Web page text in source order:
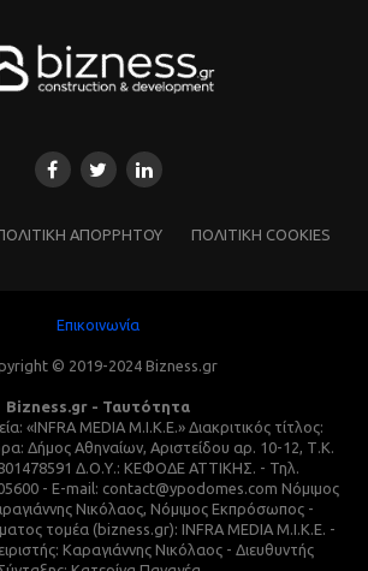
ΑΠΟΡΡΗΤΟΥ ΠΟΛΙΤΙΚΗ COOKIES
Επικοινωνία
© 2019-2024 Bizness.gr
Bizness.gr - Ταυτότητα
«INFRA MEDIA M.I.K.E.» Διακριτικός τίτλος:
Δήμος Αθηναίων, Αριστείδου αρ. 10-12, Τ.Κ.
Δ.Ο.Υ.: ΚΕΦΟΔΕ ΑΤΤΙΚΗΣ. - Τηλ.
- E-mail: contact@ypodomes.com Νόμιμος
Νικόλαος, Νόμιμος Εκπρόσωπος -
τομέα (bizness.gr): INFRA MEDIA M.I.K.E. -
Καραγιάννης Νικόλαος - Διευθυντής